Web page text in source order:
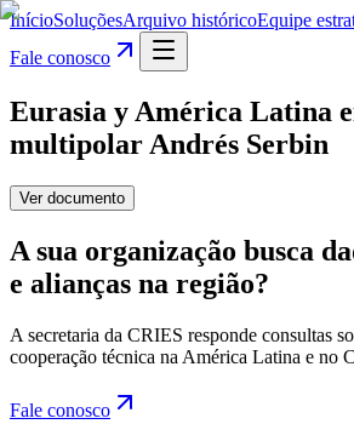
InícioSoluçõesArquivo históricoEquipe
Fale conosco
Eurasia y América Latina
multipolar Andrés Serbin
Ver documento
A sua organização busca
e alianças na região?
A secretaria da CRIES responde consultas
cooperação técnica na América Latina e no
Fale conosco